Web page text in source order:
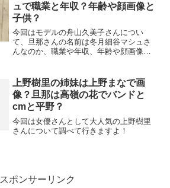
ュで職業と年収？年齢や顔画像と
子供？
今回はモデルの舟山久美子さんについ
て、旦那さんの名前は冬月細谷マシュさ
んなのか、職業や年収、年齢や顔画像に
上野樹里の姉妹は上野まなで画
像？旦那は高嶺の花でバンドと
cmと平野？
今回は女優さんとして大人気の上野樹里
さんについて調べて行きますよ！
スポンサーリンク